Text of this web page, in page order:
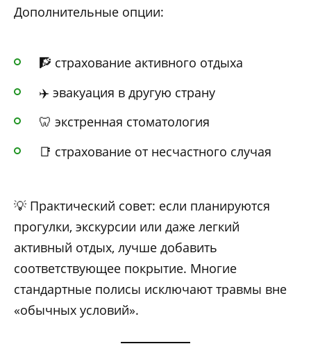
Дополнительные опции:
🧗 страхование активного отдыха
✈️ эвакуация в другую страну
🦷 экстренная стоматология
📑 страхование от несчастного случая
💡 Практический совет: если планируются
прогулки, экскурсии или даже легкий
активный отдых, лучше добавить
соответствующее покрытие. Многие
стандартные полисы исключают травмы вне
«обычных условий».